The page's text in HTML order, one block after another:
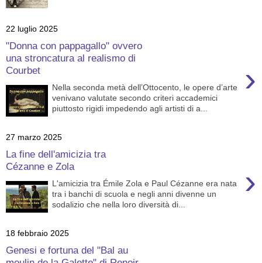
22 luglio 2025
"Donna con pappagallo" ovvero
una stroncatura al realismo di
Courbet
›
Nella seconda metà dell’Ottocento, le opere d’arte
venivano valutate secondo criteri accademici
piuttosto rigidi impedendo agli artisti di a...
27 marzo 2025
La fine dell'amicizia tra
Cézanne e Zola
›
L'amicizia tra Émile Zola e Paul Cézanne era nata
tra i banchi di scuola e negli anni divenne un
sodalizio che nella loro diversità di...
18 febbraio 2025
Genesi e fortuna del "Bal au